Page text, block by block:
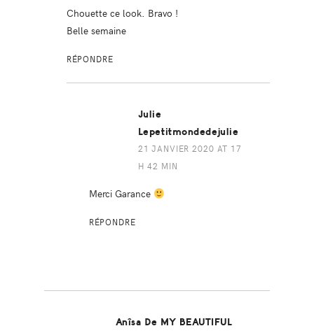
Chouette ce look. Bravo !
Belle semaine
RÉPONDRE
Julie
Lepetitmondedejulie
21 JANVIER 2020 AT 17
H 42 MIN
Merci Garance
RÉPONDRE
Anîsa De MY BEAUTIFUL